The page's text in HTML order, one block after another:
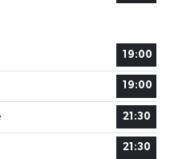
19:00
19:00
21:30
21:30